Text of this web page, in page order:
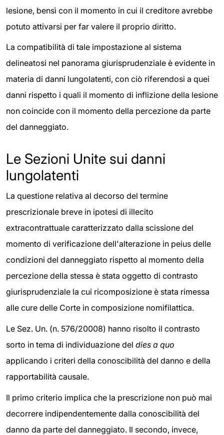
lesione, bensì con il momento in cui il creditore avrebbe
potuto attivarsi per far valere il proprio diritto.
La compatibilità di tale impostazione al sistema
delineatosi nel panorama giurisprudenziale è evidente in
materia di danni lungolatenti, con ciò riferendosi a quei
danni rispetto i quali il momento di inflizione della lesione
non coincide con il momento della percezione da parte
del danneggiato.
Le Sezioni Unite sui danni
lungolatenti
La questione relativa al decorso del termine
prescrizionale breve in ipotesi di illecito
extracontrattuale caratterizzato dalla scissione del
momento di verificazione dell'alterazione in peius delle
condizioni del danneggiato rispetto al momento della
percezione della stessa è stata oggetto di contrasto
giurisprudenziale la cui ricomposizione è stata rimessa
alle cure delle Corte in composizione nomifilattica.
Le Sez. Un. (n. 576/20008) hanno risolto il contrasto
sorto in tema di individuazione del dies a quo
applicando i criteri della conoscibilità del danno e della
rapportabilità causale.
Il primo criterio implica che la prescrizione non può mai
decorrere indipendentemente dalla conoscibilità del
danno da parte del danneggiato. Il secondo, invece,